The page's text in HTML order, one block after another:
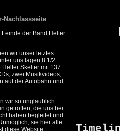
Nachlassseite
der Band Helter
wir unser letztes
uns lagen 8 1/2
Skelter mit 137
zwei Musikvideos,
auf der Autobahn und
wir so unglaublich
getroffen, die uns bei
haben begleitet und
sie hier alle
diese Website